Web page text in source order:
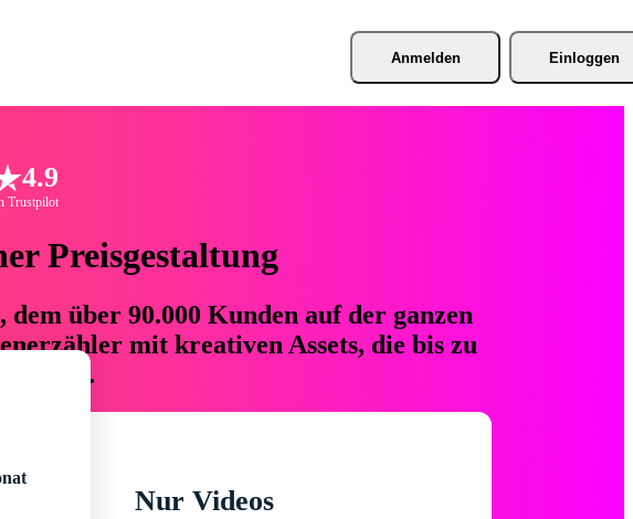
Anmelden Einloggen
4.9
Trustpilot
Preisgestaltung
über 90.000 Kunden auf der ganzen
mit kreativen Assets, die bis zu
Nur Videos